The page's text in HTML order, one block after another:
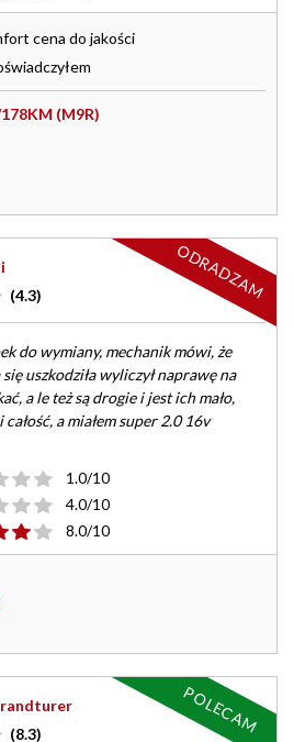
cena do jakości
(M9R)
(4.3)
do wymiany, mechanik mówi, że
uszkodziła wyliczył naprawę na
a le też są drogie i jest ich mało,
a miałem super 2.0 16v
1.0/10
4.0/10
8.0/10
ODRADZAM
(8.3) POLECAM